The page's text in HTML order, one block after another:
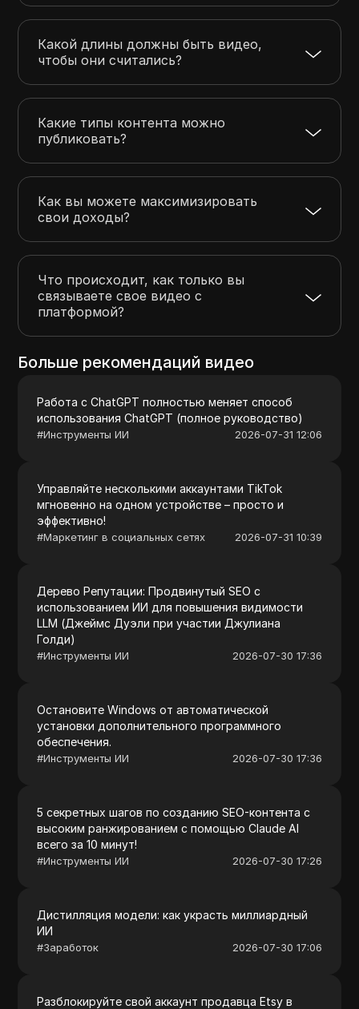
Какой длины должны быть видео,
чтобы они считались?
Какие типы контента можно
публиковать?
Как вы можете максимизировать
свои доходы?
Что происходит, как только вы
связываете свое видео с
платформой?
Больше рекомендаций видео
Работа с ChatGPT полностью меняет способ
использования ChatGPT (полное руководство)
#Инструменты ИИ 2026-07-31 12:06
Управляйте несколькими аккаунтами TikTok
мгновенно на одном устройстве – просто и
эффективно!
#Маркетинг в социальных сетях 2026-07-31 10:39
Дерево Репутации: Продвинутый SEO с
использованием ИИ для повышения видимости
LLM (Джеймс Дуэли при участии Джулиана
Голди)
#Инструменты ИИ 2026-07-30 17:36
Остановите Windows от автоматической
установки дополнительного программного
обеспечения.
#Инструменты ИИ 2026-07-30 17:36
5 секретных шагов по созданию SEO-контента с
высоким ранжированием с помощью Claude AI
всего за 10 минут!
#Инструменты ИИ 2026-07-30 17:26
Дистилляция модели: как украсть миллиардный
ИИ
#Заработок 2026-07-30 17:06
Разблокируйте свой аккаунт продавца Etsy в